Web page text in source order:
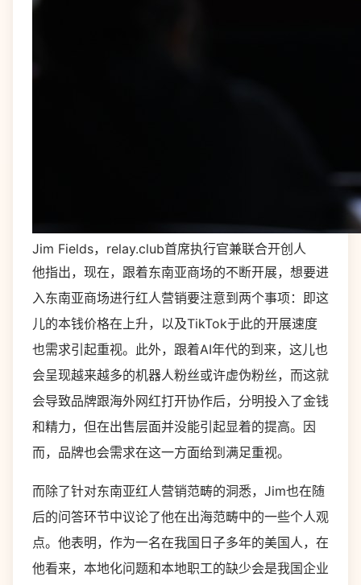
Jim Fields，relay.club首席执行官兼联合开创人
他指出，现在，跟着东南亚商场的不断开展，想要进
入东南亚商场进行红人营销要注意到两个事项：即这
儿的本钱价格在上升，以及TikTok于此的开展速度
也需求引起重视。此外，跟着AI年代的到来，这儿也
会呈现越来越多的机器人粉丝或许虚伪粉丝，而这就
会导致品牌跟海外网红打开协作后，分明投入了金钱
和精力，但在出售层面并没能引起显着的提高。因
而，品牌也会需求在这一方面给到满足重视。
而除了针对东南亚红人营销范畴的洞悉，Jim也在随
后的问答环节中议论了他在出海范畴中的一些个人观
点。他表明，作为一名在我国日子多年的美国人，在
他看来，本地化问题和本地职工的缺少会是我国企业